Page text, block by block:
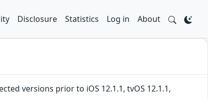
Disclosure Statistics Log in About
versions prior to iOS 12.1.1, tvOS 12.1.1,